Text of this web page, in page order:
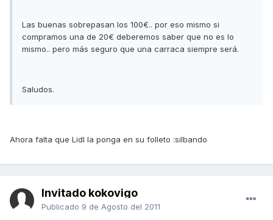
Las buenas sobrepasan los 100€.. por eso mismo si
compramos una de 20€ deberemos saber que no es lo
mismo.. pero más seguro que una carraca siempre será.
Saludos.
Ahora falta que Lidl la ponga en su folleto :silbando
Invitado kokovigo
Publicado 9 de Agosto del 2011